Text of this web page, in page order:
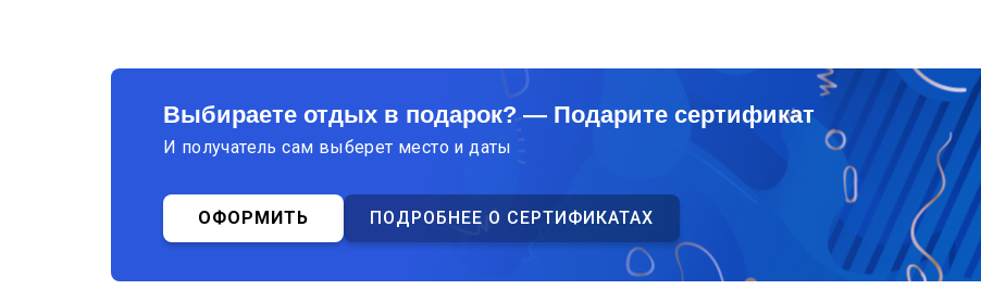
Выбираете отдых в подарок? — Подарите сертификат
И получатель сам выберет место и даты
ОФОРМИТЬ ПОДРОБНЕЕ О СЕРТИФИКАТАХ